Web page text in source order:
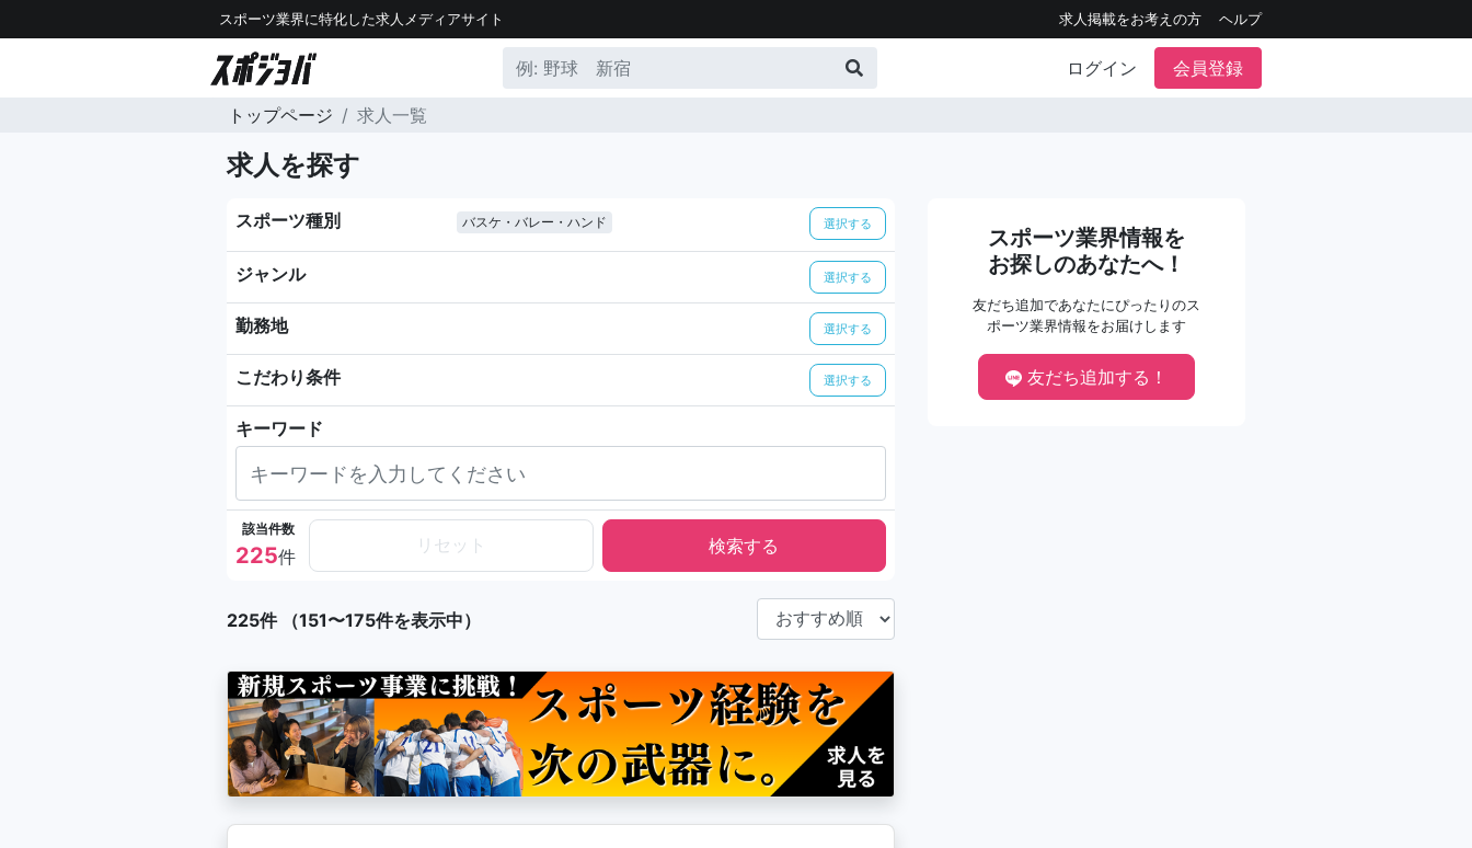
スポーツ業界に特化した求人メディアサイト 求人掲載をお考えの方 ヘルプ
ログイン 会員登録
トップページ 求人一覧
求人を探す
スポーツ種別 バスケ・バレー・ハンド 選択する
ジャンル 選択する
勤務地 選択する
こだわり条件 選択する
キーワード
該当件数
225件
リセット
225件 （151〜175件を表示中）
スポーツ業界情報を
お探しのあなたへ！
友だち追加であなたにぴったりのス
ポーツ業界情報をお届けします
友だち追加する！